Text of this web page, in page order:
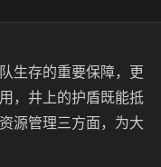
生存的重要保障，更
，井上的护盾既能抵
源管理三方面，为大